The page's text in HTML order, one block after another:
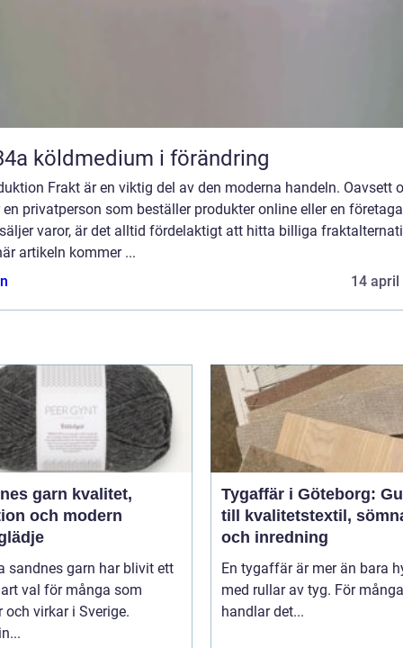
R134a köldmedium i förändring
Frakt är en viktig del av den moderna handeln. Oavsett
en privatperson som beställer produkter online eller en
varor, är det alltid fördelaktigt att hitta billiga
artikeln kommer ...
14 april
garn kvalitet,
och modern
sandnes garn har blivit ett
val för många som
och virkar i Sverige.
Tygaffär i Göteborg:
till kvalitetstextil,
och inredning
En tygaffär är mer än bara
med rullar av tyg. För många
handlar det...